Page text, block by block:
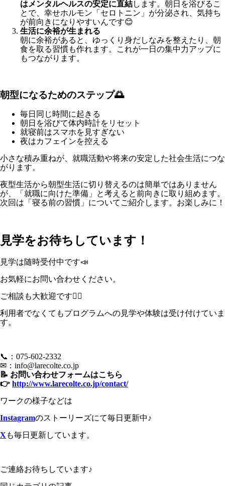
はメンタルヘルスの安定に直結します。朝日を浴びるこ
とで、幸せホルモン「セロトニン」が分泌され、気持ち
が前向きになりやすいんです😊
生活に余裕が生まれる
朝に余裕があると、ゆっくり身だしなみを整えたり、朝
食を取る習慣も作れます。これが一日の集中力アップに
もつながります。
朝型になるためのステップ🌅
毎日同じ時間に起きる
朝日を浴びて体内時計をリセット
就寝前はスマホを見すぎない
夜はカフェインを控える
小さな積み重ねが、就職活動や将来の安定した社会生活につな
がります。
夜型生活から朝型生活に切り替えるのは簡単ではありません
が、「就職に向けた準備」と考えると前向きに取り組めます。
次回は「寝る前の習慣」についてご紹介します。お楽しみに！
見学をお待ちしています！
見学は随時受付中です📣
お気軽にお問い合わせください。
ご相談も大歓迎です🙋‍♀️
利用者でなくてもプログラムへの見学や体験は受け付けていま
す。
📞：075-602-2332
✉： info@larecolte.co.jp
📝 お問い合わせフォームはこちら
👉 http://www.larecolte.co.jp/contact/
ワークの様子などは
Instagramのストーリーズにて毎日更新中♪
X も毎日更新しています。
ご連絡お待ちしています♪